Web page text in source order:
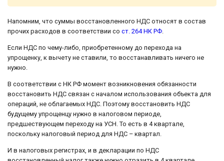
Напомним, что суммы восстановленного НДС относят в состав
прочих расходов в соответствии со ст. 264 НК РФ.
Если НДС по чему-либо, приобретенному до перехода на
упрощенку, к вычету не ставили, то восстанавливать ничего не
нужно.
В соответствии с НК РФ момент возникновения обязанности
восстановить НДС связан с началом использования объекта для
операций, не облагаемых НДС. Поэтому восстановить НДС
будущему упрощенцу нужно в налоговом периоде,
предшествующем переходу на УСН. То есть в 4 квартале,
поскольку налоговый период для НДС – квартал.
И в налоговых регистрах, и в декларации по НДС